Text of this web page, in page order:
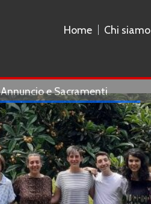
Home Chi siamo
Annuncio e Sacramenti